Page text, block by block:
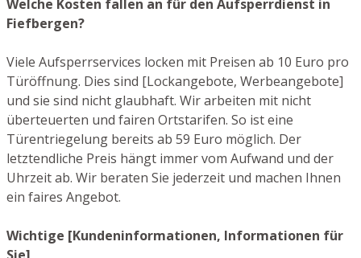
Welche Kosten fallen an für den Aufsperrdienst in
Fiefbergen?
Viele Aufsperrservices locken mit Preisen ab 10 Euro pro
Türöffnung. Dies sind [Lockangebote, Werbeangebote]
und sie sind nicht glaubhaft. Wir arbeiten mit nicht
überteuerten und fairen Ortstarifen. So ist eine
Türentriegelung bereits ab 59 Euro möglich. Der
letztendliche Preis hängt immer vom Aufwand und der
Uhrzeit ab. Wir beraten Sie jederzeit und machen Ihnen
ein faires Angebot.
Wichtige [Kundeninformationen, Informationen für